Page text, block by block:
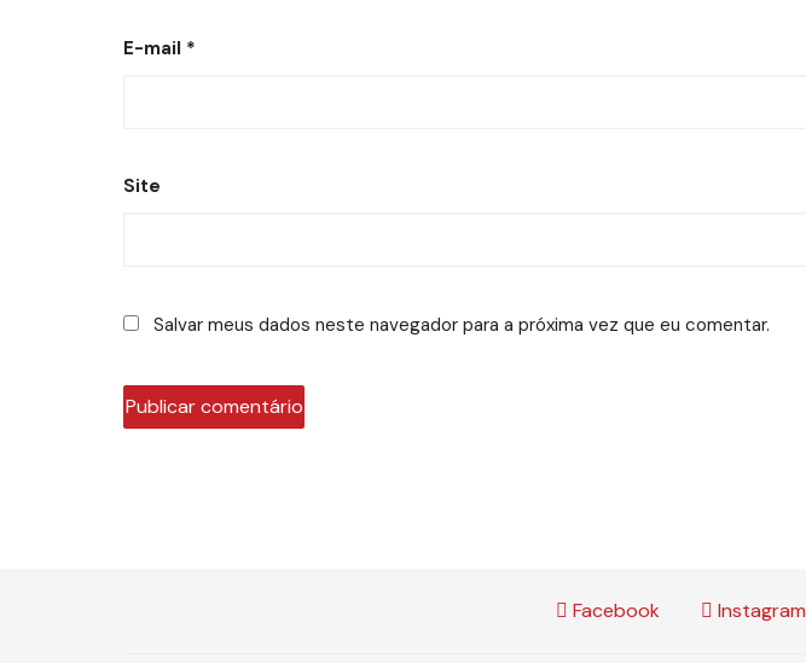
E-mail *
Site
Salvar meus dados neste navegador para a próxima vez que eu comentar.
Facebook Instagram